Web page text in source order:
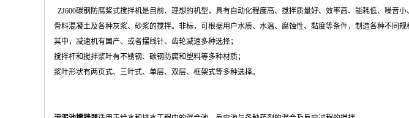
ZJ600碳钢防腐桨式搅拌机是目前、理想的机型，具有自动化程度高、搅拌质量好、效率高、能耗低、噪
骨料混凝土及各种灰浆、砂浆的搅拌。非标，可根据用户水质、水温、腐蚀性、黏度等条件，制造各种不同规
其中，减速机有国产、或者摆线针、齿轮减速多种选择；
搅拌杆和搅拌浆叶有不锈钢、碳钢防腐和塑料等多种材质；
浆叶形状有两页式、三叶式、单层、双层、框架式等多种选择。